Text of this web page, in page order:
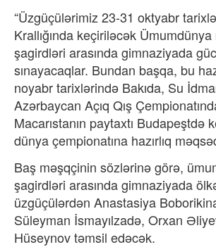
“Üzgüçülərimiz 23-31 oktyabr
Krallığında keçiriləcək
şagirdləri arasında gimnaziyada
sınayacaqlar. Bundan başqa, bu
noyabr tarixlərində Bakıda, Su
Azərbaycan Açıq Qış
Macarıstanın paytaxtı Budapeştdə
dünya çempionatına hazırlıq
Baş məşqçinin sözlərinə görə,
şagirdləri arasında gimnaziyada
üzgüçülərdən Anastasiya
Süleyman İsmayılzadə, Orxan
Hüseynov təmsil edəcək.